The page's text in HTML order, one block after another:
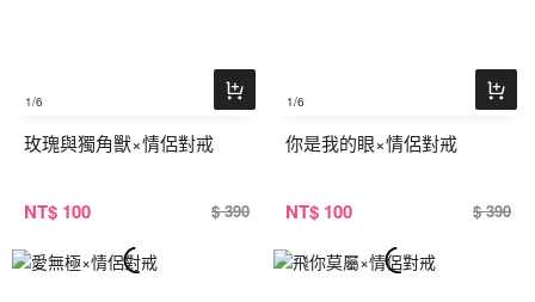
1/6
玫瑰與獨角獸×情侶對戒
NT$ 100 $ 390
1/6
你是我的眼×情侶對戒
NT$ 100 $ 390